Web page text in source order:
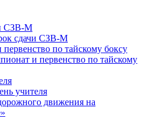
сдачи СЗВ-М
и первенство по тайскому
учителя